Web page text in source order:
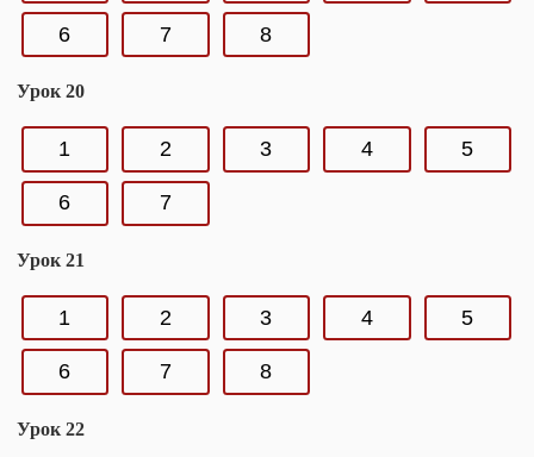
6 7 8
Урок 20
1 2 3 4 5
6 7
Урок 21
1 2 3 4 5
6 7 8
Урок 22